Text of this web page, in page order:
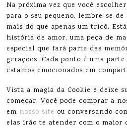
Na próxima vez que você
para o seu pequeno, lembre-se
mais do que apenas um tricô.
história de amor, uma peça de
especial que fará parte das
gerações. Cada ponto é uma
estamos emocionados em
Vista a magia da Cookie e deixe
começar. Você pode comprar a
em nosso site ou conversando
elas irão te atender com o maior